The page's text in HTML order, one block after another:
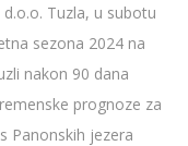
Tuzla, u subotu
sezona 2024 na
nakon 90 dana
prognoze za
Panonskih jezera